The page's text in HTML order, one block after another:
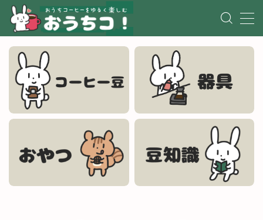
ばにーくん
コーヒーが命の源です。ばにーです。
どこよりもコーヒー初心者に優しくて
わかりやすいサイトを目指していま
す。
みなさんが自分好みのコーヒーに出会
えますように。
好きなコーヒーのタイプは酸味がある
フルーティーなやつ